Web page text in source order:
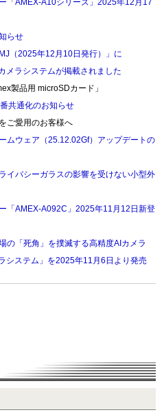
らせ
（2025年12月10日発行）」に
メラシステムが掲載されました
製品用 microSDカード」
共通化のお知らせ
ご愛用のお客様へ
ムウェア（25.12.02Gf）アップデートの
イバシーガラスの影響を受けない小型外
「AMEX-A092C」2025年11月12日新登
の「死角」を撲滅する高精度AIカメラ
システム」を2025年11月6日より発売